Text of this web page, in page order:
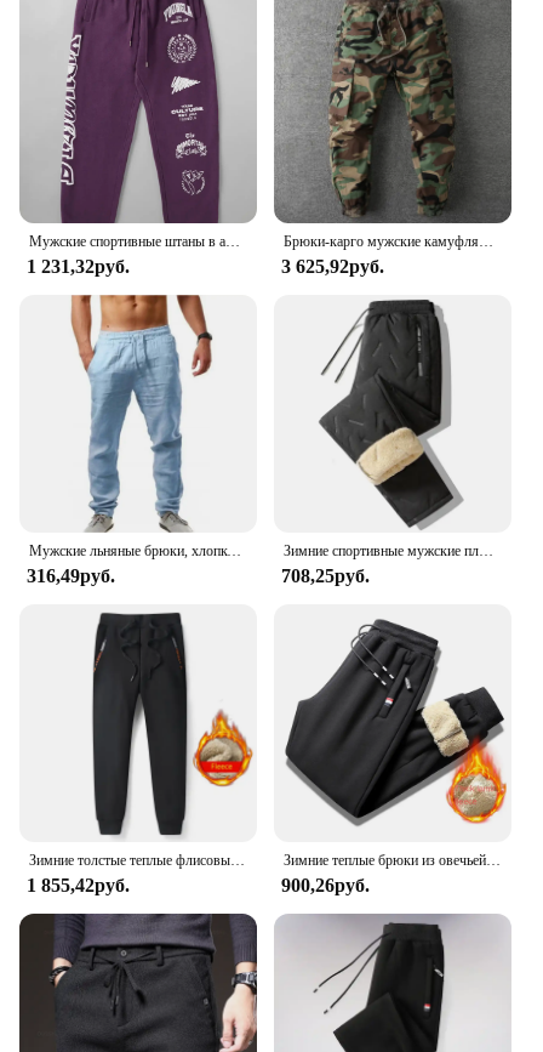
Мужские спортивные штаны в американском стиле, весна-осень, Джоггеры для спортзала, фитнеса, хлопковые повседневные брюки с принтом, бриджи
1 231,32руб.
Брюки-карго мужские камуфляжные, повседневные свободные спортивные штаны, джоггеры с Кулиской
3 625,92руб.
Мужские льняные брюки, хлопковые и льняные длинные брюки, летние повседневные свободные пляжные брюки для йоги с завязками, дышащие спортивные штаны с эластичной резинкой на талии
316,49руб.
Зимние спортивные мужские плюшевые толстые Флисовые спортивные брюки из овечьей шерсти теплые брюки повседневные брюки ветрозащитные теплые хлопковые брюки 8828
708,25руб.
Зимние толстые теплые флисовые спортивные штаны, мужские джоггеры, спортивная одежда, повседневные спортивные штаны, большие размеры 6XL 7XL 8XL
1 855,42руб.
Зимние теплые брюки из овечьей шерсти, мужские плотные флисовые термобрюки, мужские спортивные штаны для фитнеса и бега
900,26руб.